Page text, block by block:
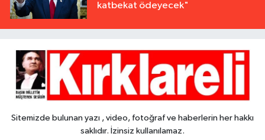
katbekat ödeyecek"
Sitemizde bulunan yazı , video, fotoğraf ve haberlerin her hakkı
saklıdır. İzinsiz kullanılamaz.